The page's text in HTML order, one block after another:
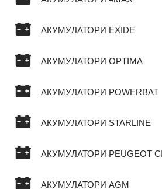
АКУМУЛАТОРИ EXIDE
АКУМУЛАТОРИ OPTIMA
АКУМУЛАТОРИ POWERBAT
АКУМУЛАТОРИ STARLINE
АКУМУЛАТОРИ PEUGEOT
АКУМУЛАТОРИ AGM